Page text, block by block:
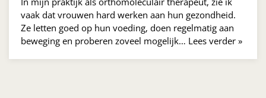
vaak dat vrouwen hard werken aan hun gezondheid.
Ze letten goed op hun voeding, doen regelmatig aan
beweging en proberen zoveel mogelijk… Lees verder »